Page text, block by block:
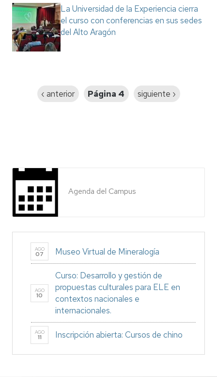
La Universidad de la Experiencia cierra
el curso con conferencias en sus sedes
del Alto Aragón
Página
‹ anterior Página 4
Siguiente
siguiente ›
Agenda del Campus
AGO
07 Museo Virtual de Mineralogía
AGO
10
Curso: Desarrollo y gestión de
propuestas culturales para ELE en
contextos nacionales e
internacionales.
AGO
11 Inscripción abierta: Cursos de chino